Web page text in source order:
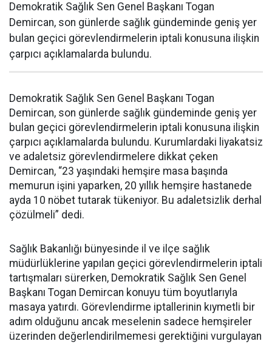
Demokratik Sağlık Sen Genel Başkanı Togan
Demircan, son günlerde sağlık gündeminde geniş yer
bulan geçici görevlendirmelerin iptali konusuna ilişkin
çarpıcı açıklamalarda bulundu.
Demokratik Sağlık Sen Genel Başkanı Togan
Demircan, son günlerde sağlık gündeminde geniş yer
bulan geçici görevlendirmelerin iptali konusuna ilişkin
çarpıcı açıklamalarda bulundu. Kurumlardaki liyakatsiz
ve adaletsiz görevlendirmelere dikkat çeken
Demircan, “23 yaşındaki hemşire masa başında
memurun işini yaparken, 20 yıllık hemşire hastanede
ayda 10 nöbet tutarak tükeniyor. Bu adaletsizlik derhal
çözülmeli” dedi.
Sağlık Bakanlığı bünyesinde il ve ilçe sağlık
müdürlüklerine yapılan geçici görevlendirmelerin iptali
tartışmaları sürerken, Demokratik Sağlık Sen Genel
Başkanı Togan Demircan konuyu tüm boyutlarıyla
masaya yatırdı. Görevlendirme iptallerinin kıymetli bir
adım olduğunu ancak meselenin sadece hemşireler
üzerinden değerlendirilmemesi gerektiğini vurgulayan